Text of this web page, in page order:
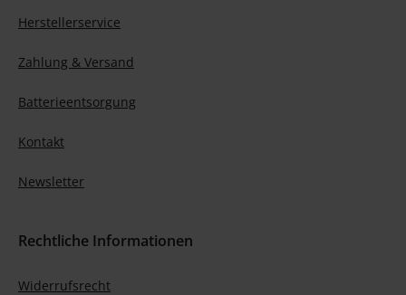
Herstellerservice
Zahlung & Versand
Batterieentsorgung
Kontakt
Newsletter
Rechtliche Informationen
Widerrufsrecht